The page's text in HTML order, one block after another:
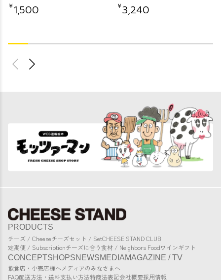
￥ 1,500 ￥3,240
PRODUCTS
チーズ / Cheeseチーズセット / SetCHEESE STAND CLUB
定期便 / Subscriptionチーズに合う食材 / Neighbors Foodワインギフト
CONCEPTSHOPSNEWSMEDIAMAGAZINE / TV
飲食店・小売店様へメディアのみなさまへ
FAQ配送方法・送料支払い方法特商法表記会社概要採用情報